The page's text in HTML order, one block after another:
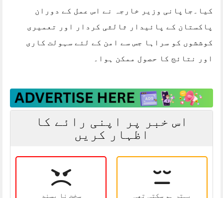
کیا۔جاپانی وزیر خارجہ نے اس عمل کے دوران
پاکستان کے پائیدار ثالثی کردار اور تعمیری
کوششوں کو سراہا جس سے امن کے لئے سہولت کاری
اور نتائج کا حصول ممکن ہوا۔
اس خبر پر اپنی رائے کا
اظہار کریں
سخت نا پسند بہتر ہو سکتی تھی